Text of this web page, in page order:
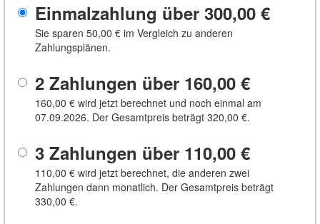
Einmalzahlung über 300,00 €
Sie sparen 50,00 € im Vergleich zu anderen
Zahlungsplänen.
2 Zahlungen über 160,00 €
160,00 € wird jetzt berechnet und noch einmal am
07.09.2026. Der Gesamtpreis beträgt 320,00 €.
3 Zahlungen über 110,00 €
110,00 € wird jetzt berechnet, die anderen zwei
Zahlungen dann monatlich. Der Gesamtpreis beträgt
330,00 €.